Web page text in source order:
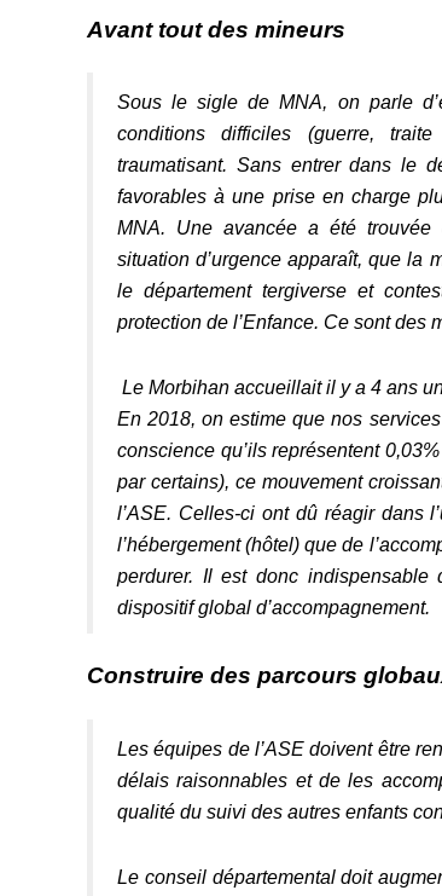
Avant tout des mineurs
Sous le sigle de MNA, on parle
conditions difficiles (guerre,
traumatisant. Sans entrer dans le
favorables à une prise en charge
MNA. Une avancée a été trouvée
situation d’urgence apparaît, que la
le département tergiverse et
protection de l’Enfance. Ce sont des
Le Morbihan accueillait il y a 4 ans
En 2018, on estime que nos
conscience qu’ils représentent
par certains), ce mouvement
l’ASE. Celles-ci ont dû réagir dans
l’hébergement (hôtel) que de
perdurer. Il est donc indispensable
dispositif global d’accompagnement.
Construire des parcours
Les équipes de l’ASE doivent être
délais raisonnables et de les
qualité du suivi des autres enfants
Le conseil départemental doit